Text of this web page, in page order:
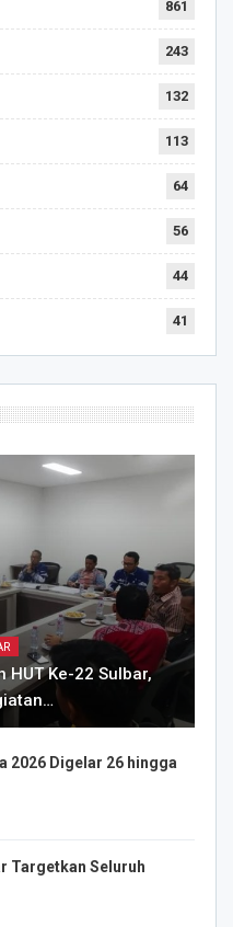
861
243
132
113
64
56
44
41
HUT Ke-22 Sulbar,
2026 Digelar 26 hingga
Targetkan Seluruh